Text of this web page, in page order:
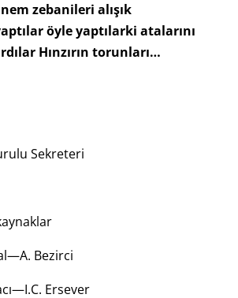
zebanileri alışık
öyle yaptılarki atalarını
Hınzırın torunları…
Sekreteri
Bezirci
Ersever